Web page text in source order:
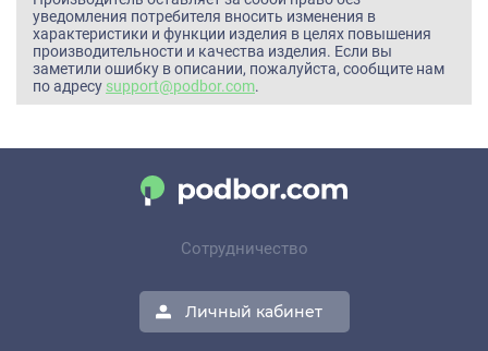
уведомления потребителя вносить изменения в
характеристики и функции изделия в целях повышения
производительности и качества изделия. Если вы
заметили ошибку в описании, пожалуйста, сообщите нам
по адресу support@podbor.com.
Сотрудничество
Личный кабинет